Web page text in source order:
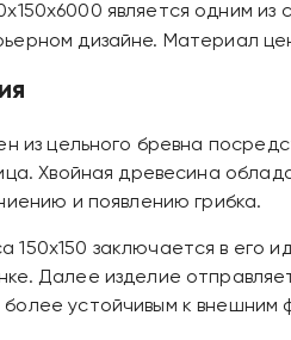
является одним
дизайне. Материал
из цельного бревна
Хвойная древесина
и появлению грибка.
150х150 заключается в его
Далее изделие
устойчивым к